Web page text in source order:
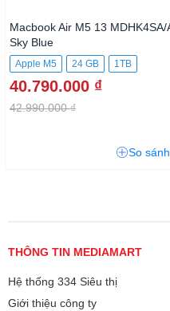
Macbook Air M5 13
MDHK4SA/A Sky Blue
Apple M5 24 GB 1TB
40.790.000 ₫
42.990.000 ₫
So sánh
THÔNG TIN MEDIAMART
Hệ thống 334 Siêu thị
Giới thiệu công ty